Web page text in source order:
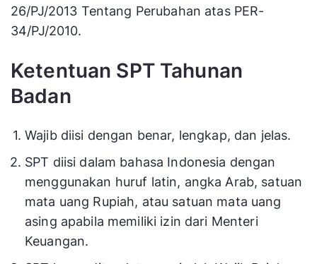
26/PJ/2013 Tentang Perubahan atas PER-
34/PJ/2010.
Ketentuan SPT Tahunan
Badan
Wajib diisi dengan benar, lengkap, dan jelas.
SPT diisi dalam bahasa Indonesia dengan
menggunakan huruf latin, angka Arab, satuan
mata uang Rupiah, atau satuan mata uang
asing apabila memiliki izin dari Menteri
Keuangan.